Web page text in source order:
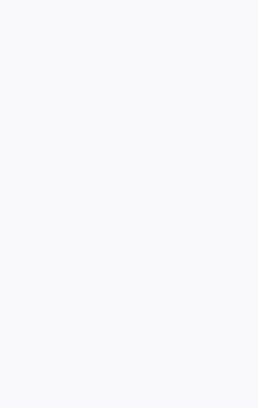
として、対象条件を満たした
ルカード発行手数料相当額
与します。
～必ずお読みくだ
間の開始前に既にリアル
み済みの方、リアルカー
方は本キャンペーン対象